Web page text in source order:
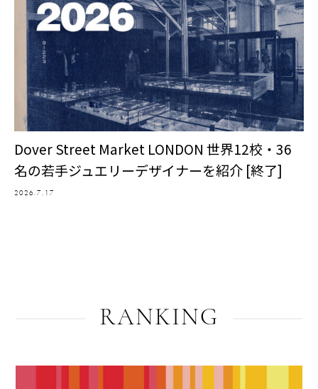
Dover Street Market LONDON 世界12校・36
名の若手ジュエリーデザイナーを紹介 [終了]
2026.7.17
RANKING